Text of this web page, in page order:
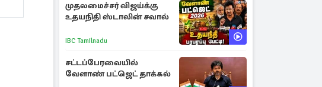
முதலமைச்சர் விஜய்க்கு
உதயநிதி ஸ்டாலின் சவால்
IBC Tamilnadu
சட்டப்பேரவையில்
வேளாண் பட்ஜெட் தாக்கல்